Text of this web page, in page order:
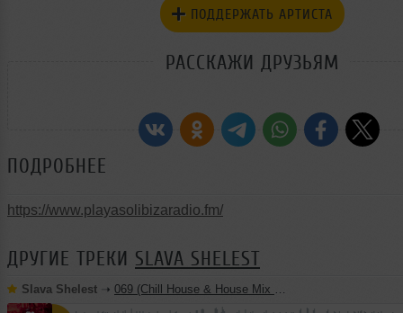
ПОДДЕРЖАТЬ АРТИСТА
РАССКАЖИ ДРУЗЬЯМ
ПОДРОБНЕЕ
https://www.playasolibizaradio.fm/
ДРУГИЕ ТРЕКИ SLAVA SHELEST
Slava Shelest ➝ 069 (Chill House & House Mix 114-124)